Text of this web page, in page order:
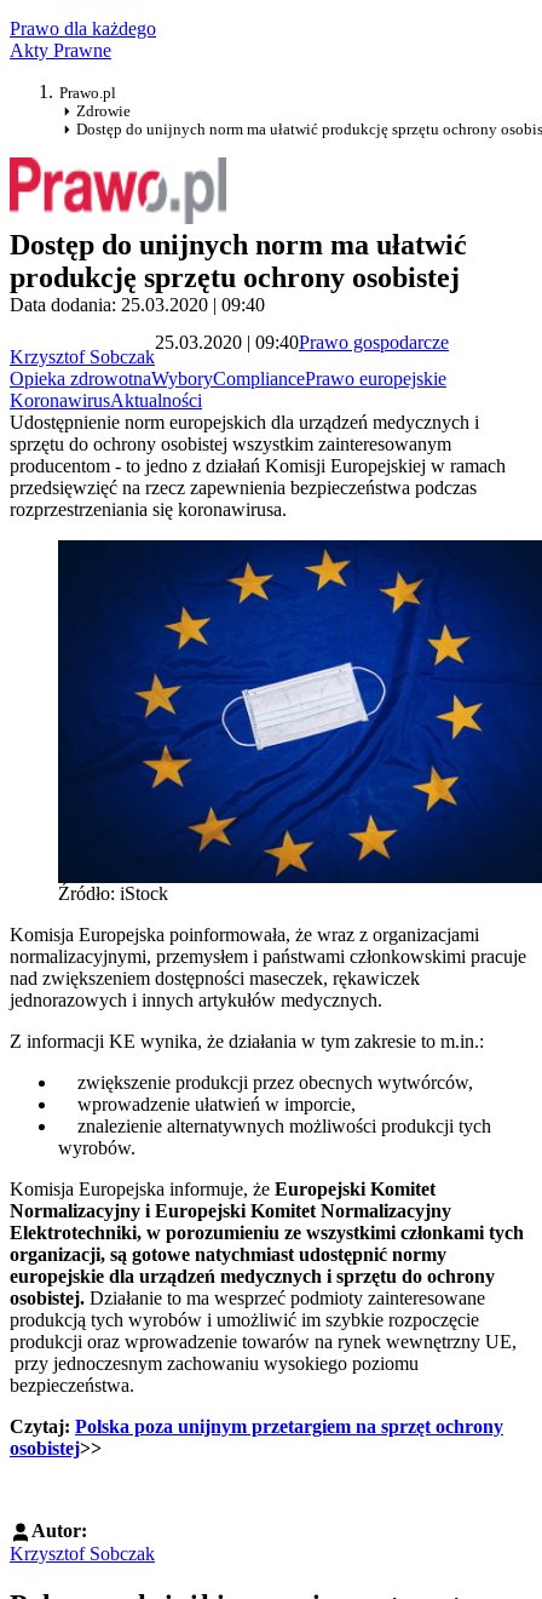
Prawo dla każdego
Akty Prawne
Prawo.pl
Zdrowie
Dostęp do unijnych norm ma ułatwić produkcję sprzętu ochrony
Dostęp do unijnych norm ma ułatwić
produkcję sprzętu ochrony osobistej
Data dodania: 25.03.2020 | 09:40
Krzysztof Sobczak
25.03.2020 | 09:40Prawo gospodarcze
Opieka zdrowotnaWyboryCompliancePrawo europejskie
KoronawirusAktualności
Udostępnienie norm europejskich dla urządzeń medycznych i
sprzętu do ochrony osobistej wszystkim zainteresowanym
producentom - to jedno z działań Komisji Europejskiej w ramach
przedsięwzięć na rzecz zapewnienia bezpieczeństwa podczas
rozprzestrzeniania się koronawirusa.
Źródło: iStock
Komisja Europejska poinformowała, że wraz z organizacjami
normalizacyjnymi, przemysłem i państwami członkowskimi pracuje
nad zwiększeniem dostępności maseczek, rękawiczek
jednorazowych i innych artykułów medycznych.
Z informacji KE wynika, że działania w tym zakresie to m.in.:
zwiększenie produkcji przez obecnych wytwórców,
wprowadzenie ułatwień w imporcie,
znalezienie alternatywnych możliwości produkcji tych
wyrobów.
Komisja Europejska informuje, że Europejski Komitet
Normalizacyjny i Europejski Komitet Normalizacyjny
Elektrotechniki, w porozumieniu ze wszystkimi członkami tych
organizacji, są gotowe natychmiast udostępnić normy
europejskie dla urządzeń medycznych i sprzętu do ochrony
osobistej. Działanie to ma wesprzeć podmioty zainteresowane
produkcją tych wyrobów i umożliwić im szybkie rozpoczęcie
produkcji oraz wprowadzenie towarów na rynek wewnętrzny UE,
przy jednoczesnym zachowaniu wysokiego poziomu
bezpieczeństwa.
Czytaj: Polska poza unijnym przetargiem na sprzęt ochrony
osobistej>>
Autor:
Krzysztof Sobczak